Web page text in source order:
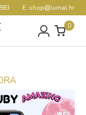
E. shop@lumal.hr
0